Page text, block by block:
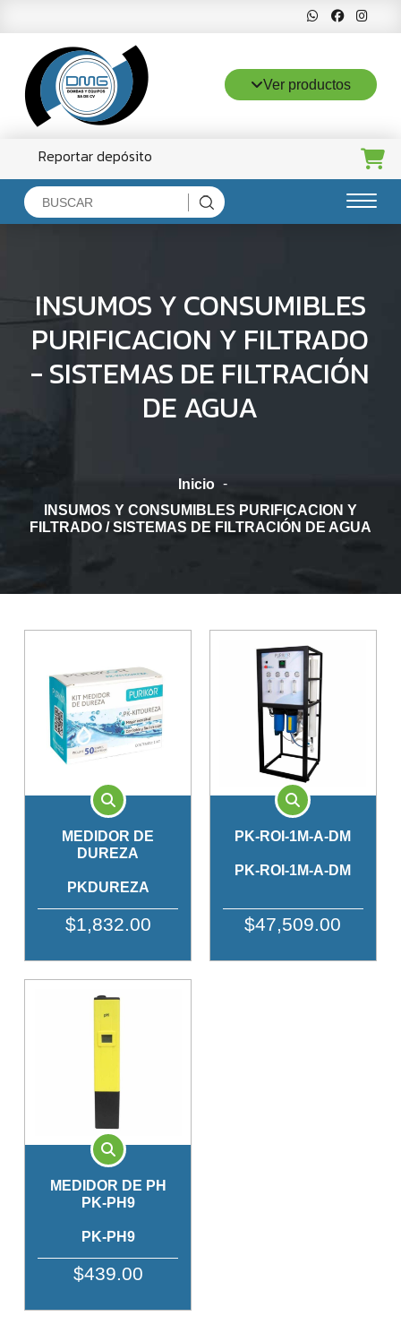
Ver productos
Reportar depósito
Servicios
Ventajas
DMG Bombas
INSUMOS Y CONSUMIBLES
PURIFICACION Y FILTRADO
- SISTEMAS DE FILTRACIÓN
DE AGUA
Inicio -
INSUMOS Y CONSUMIBLES PURIFICACION Y
FILTRADO / SISTEMAS DE FILTRACIÓN DE AGUA
MEDIDOR DE
DUREZA
PKDUREZA
$1,832.00
PK-ROI-1M-A-DM
PK-ROI-1M-A-DM
$47,509.00
MEDIDOR DE PH
PK-PH9
PK-PH9
$439.00